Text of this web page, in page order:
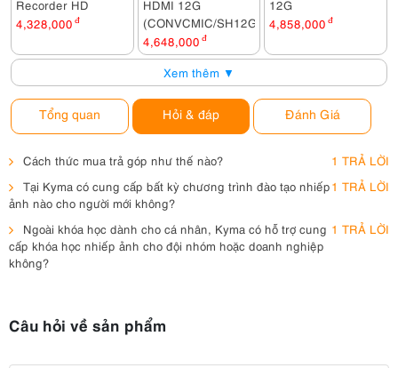
Recorder HD
4,328,000 đ
HDMI 12G
(CONVCMIC/SH12G)
4,648,000 đ
12G
4,858,000 đ
Xem thêm ▼
Tổng quan Hỏi & đáp Đánh Giá
Cách thức mua trả góp như thế nào?
1 TRẢ LỜI
Tại Kyma có cung cấp bất kỳ chương trình đào tạo nhiếp
ảnh nào cho người mới không?
1 TRẢ LỜI
Ngoài khóa học dành cho cá nhân, Kyma có hỗ trợ cung
cấp khóa học nhiếp ảnh cho đội nhóm hoặc doanh nghiệp
không?
1 TRẢ LỜI
Câu hỏi về sản phẩm